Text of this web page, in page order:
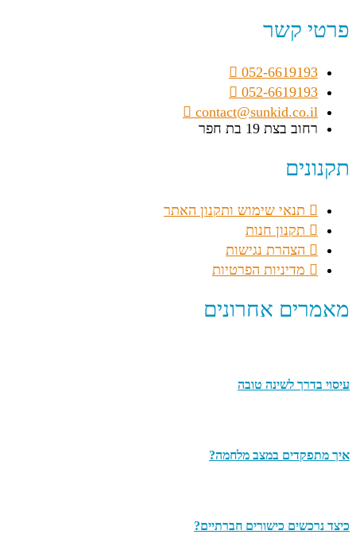
פרטי קשר
052-6619193
052-6619193
contact@sunkid.co.il
רחוב בצת 19 בת חפר
תקנונים
תנאי שימוש ותקנון האתר
תקנון חנות
הצהרת נגישות
מדיניות הפרטיות
מאמרים אחרונים
עיסוי בדרך לשינה טובה
איך מתפקדים במצב מלחמה?
כיצד נרכשים כישורים חברתיים?